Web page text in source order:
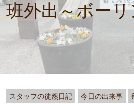
班外出～ボー
スタッフの徒然日記 今日の出来事